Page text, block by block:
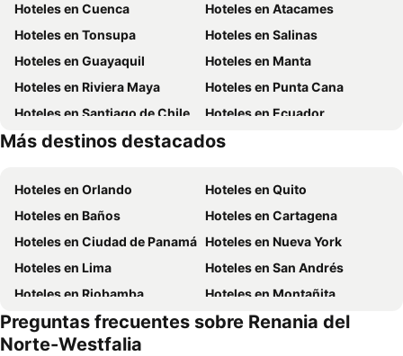
Hoteles en Cuenca
Hoteles en Atacames
Hoteles en Tonsupa
Hoteles en Salinas
Hoteles en Guayaquil
Hoteles en Manta
Hoteles en Riviera Maya
Hoteles en Punta Cana
Hoteles en Santiago de Chile
Hoteles en Ecuador
Hoteles en México
Hoteles en Chicago
Más destinos destacados
Hoteles en Orlando
Hoteles en Quito
Hoteles en Baños
Hoteles en Cartagena
Hoteles en Ciudad de Panamá Hoteles en Nueva York
Hoteles en Lima
Hoteles en San Andrés
Hoteles en Riobamba
Hoteles en Montañita
Hoteles en Puerto López
Hoteles en Pedernales
Hoteles en Miami
Preguntas frecuentes sobre Renania del
Norte-Westfalia